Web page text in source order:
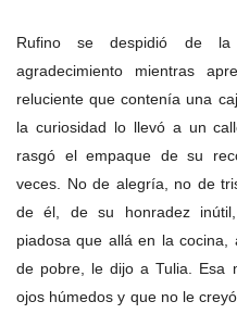
Rufino se despidió de
agradecimiento mientras
reluciente que contenía una
la curiosidad lo llevó a un
rasgó el empaque de su
veces. No de alegría, no de
de él, de su honradez
piadosa que allá en la
de pobre, le dijo a Tulia. Esa
ojos húmedos y que no le